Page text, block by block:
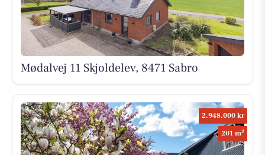
Mødalvej 11 Skjoldelev, 8471 Sabro
2.948.000 kr
201 m2